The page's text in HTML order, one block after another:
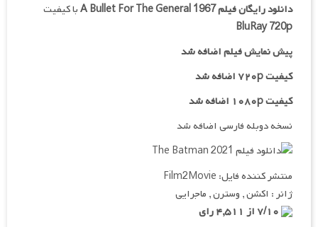
دانلود رایگان فیلمA Bullet For The General 1967با کیفیت
BluRay 720p
پیش نمایش فیلم اضافه شد
کیفیت ۷۲۰p اضافه شد
کیفیت ۱۰۸۰p اضافه شد
نسخه دوبله فارسی اضافه شد
منتشر کننده فایل: Film2Movie
ژانر : اکشن , وسترن , ماجرایی